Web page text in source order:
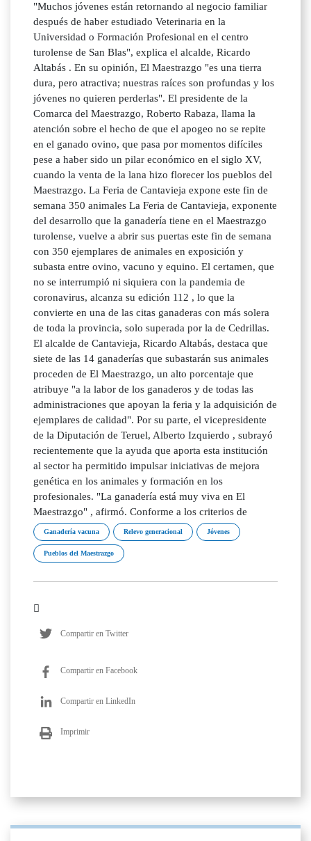
"Muchos jóvenes están retornando al negocio familiar
después de haber estudiado Veterinaria en la
Universidad o Formación Profesional en el centro
turolense de San Blas", explica el alcalde, Ricardo
Altabás . En su opinión, El Maestrazgo "es una tierra
dura, pero atractiva; nuestras raíces son profundas y los
jóvenes no quieren perderlas". El presidente de la
Comarca del Maestrazgo, Roberto Rabaza, llama la
atención sobre el hecho de que el apogeo no se repite
en el ganado ovino, que pasa por momentos difíciles
pese a haber sido un pilar económico en el siglo XV,
cuando la venta de la lana hizo florecer los pueblos del
Maestrazgo. La Feria de Cantavieja expone este fin de
semana 350 animales La Feria de Cantavieja, exponente
del desarrollo que la ganadería tiene en el Maestrazgo
turolense, vuelve a abrir sus puertas este fin de semana
con 350 ejemplares de animales en exposición y
subasta entre ovino, vacuno y equino. El certamen, que
no se interrumpió ni siquiera con la pandemia de
coronavirus, alcanza su edición 112 , lo que la
convierte en una de las citas ganaderas con más solera
de toda la provincia, solo superada por la de Cedrillas.
El alcalde de Cantavieja, Ricardo Altabás, destaca que
siete de las 14 ganaderías que subastarán sus animales
proceden de El Maestrazgo, un alto porcentaje que
atribuye "a la labor de los ganaderos y de todas las
administraciones que apoyan la feria y la adquisición de
ejemplares de calidad". Por su parte, el vicepresidente
de la Diputación de Teruel, Alberto Izquierdo , subrayó
recientemente que la ayuda que aporta esta institución
al sector ha permitido impulsar iniciativas de mejora
genética en los animales y formación en los
profesionales. "La ganadería está muy viva en El
Maestrazgo" , afirmó. Conforme a los criterios de
Ganadería vacuna Relevo generacional Jóvenes
Pueblos del Maestrazgo
Compartir en Twitter
Compartir en Facebook
Compartir en LinkedIn
Imprimir